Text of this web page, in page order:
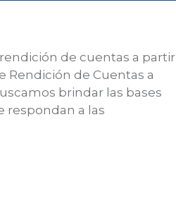
de cuentas a partir
Rendición de Cuentas a
brindar las bases
respondan a las